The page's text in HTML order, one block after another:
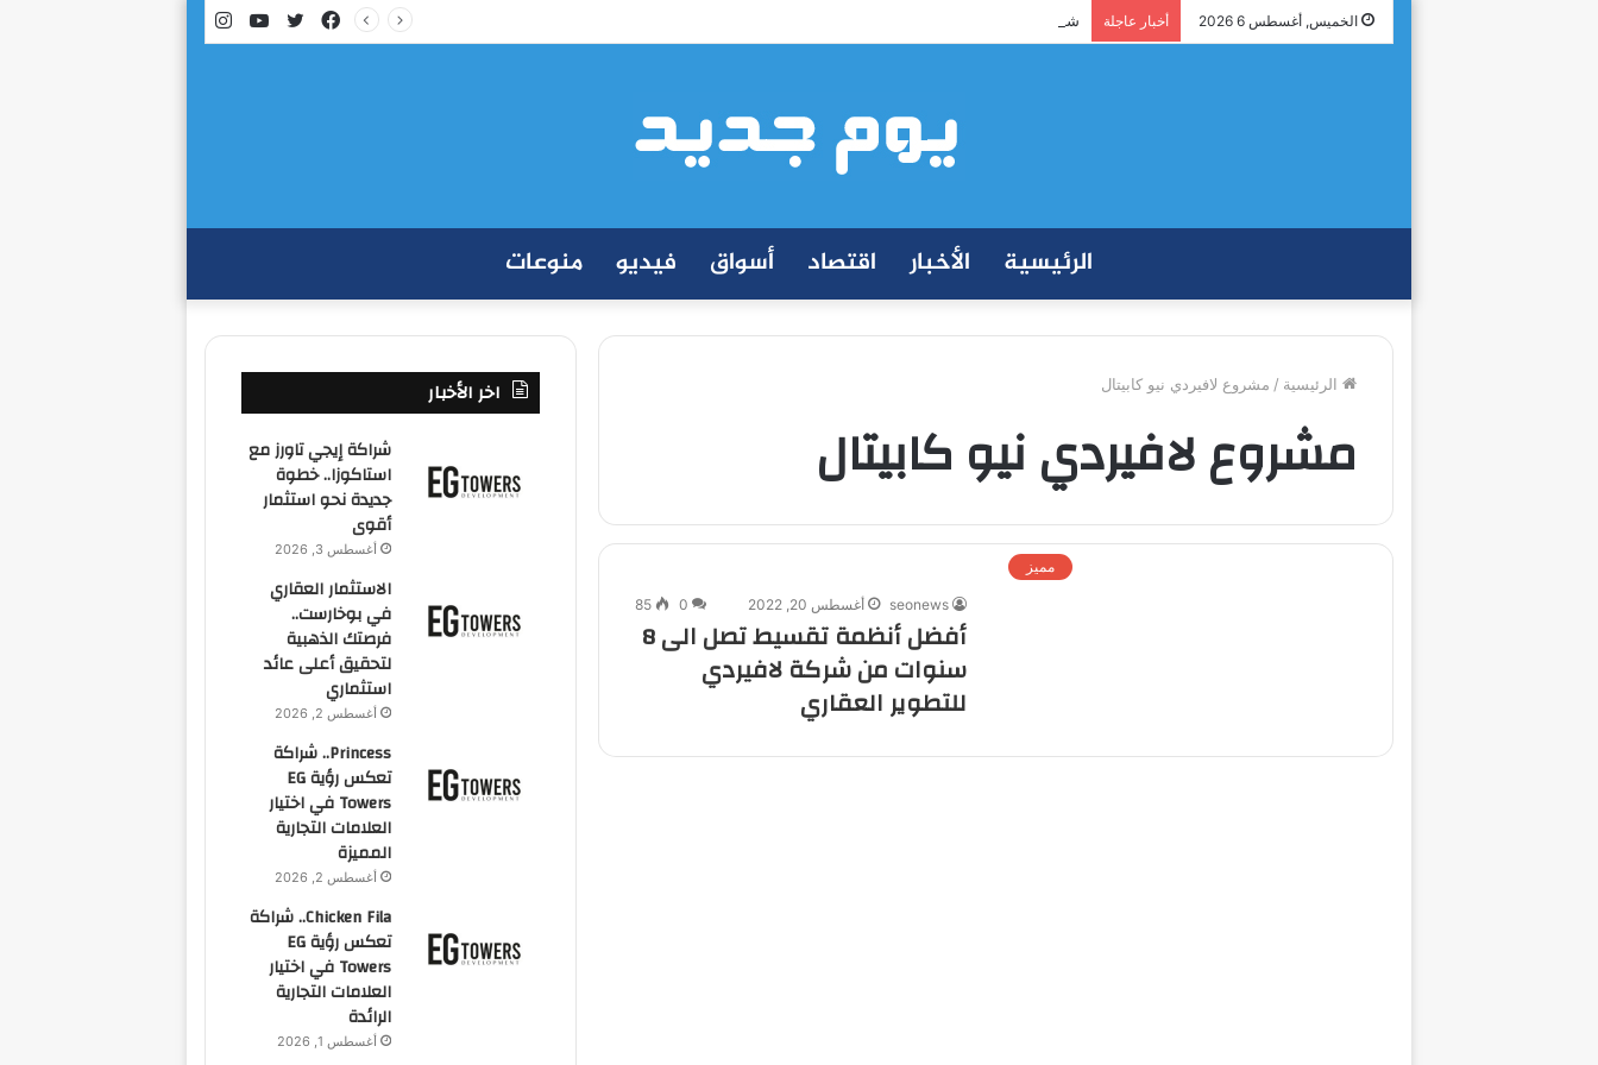
الخميس, أغسطس 6 2026 أخبار عاجلة شراكة إيجي تاورز مع استاكوزا.. خطوة جديدة نحو استثمار أقوى يوتيوب تويتر
فيسبوك
الرئيسية الأخبار اقتصاد أسواق فيديو منوعات
الرئيسية / مشروع لافيردي نيو كابيتال
مشروع لافيردي نيو كابيتال
مميز
seonews أغسطس 20, 2022 0
85
أفضل أنظمة تقسيط تصل الى 8
سنوات من شركة لافيردي
للتطوير العقاري
اخر الأخبار
شراكة إيجي تاورز مع
استاكوزا.. خطوة
جديدة نحو استثمار
أقوى
أغسطس 3, 2026
الاستثمار العقاري
في بوخارست..
فرصتك الذهبية
لتحقيق أعلى عائد
استثماري
أغسطس 2, 2026
Princess.. شراكة
تعكس رؤية EG
Towers في اختيار
العلامات التجارية
المميزة
أغسطس 2, 2026
Chicken Fila.. شراكة
تعكس رؤية EG
Towers في اختيار
العلامات التجارية
الرائدة
أغسطس 1, 2026